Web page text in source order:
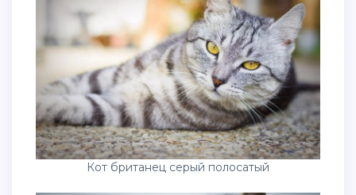
Кот британец серый полосатый